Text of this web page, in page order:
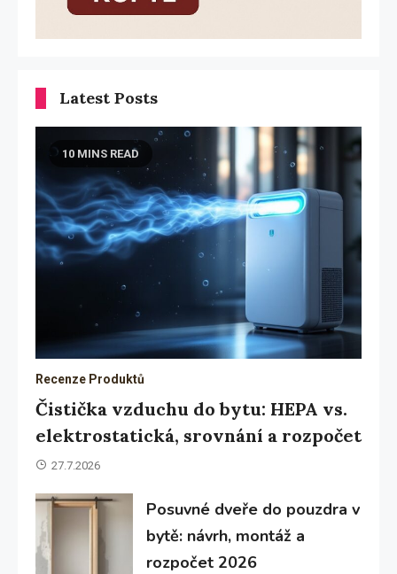
Latest Posts
10 MINS READ
Recenze Produktů
Čistička vzduchu do bytu: HEPA vs.
elektrostatická, srovnání a rozpočet
27.7.2026
Posuvné dveře do pouzdra v
bytě: návrh, montáž a
rozpočet 2026